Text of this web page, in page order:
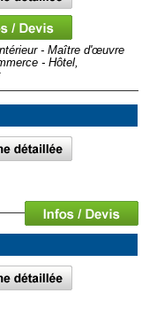
- Maître d'œuvre
- Hôtel,